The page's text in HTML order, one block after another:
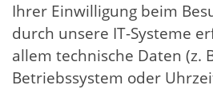
Ihrer Einwilligung beim
durch unsere IT-Systeme
allem technische Daten (z.
Betriebssystem oder